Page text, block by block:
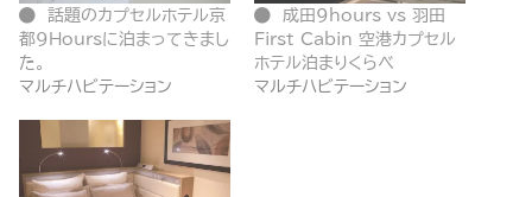
話題のカプセルホテル京
都9Hoursに泊まってきまし
た。
マルチハビテーション
成田９hours vs 羽田
First Cabin 空港カプセル
ホテル泊まりくらべ
マルチハビテーション